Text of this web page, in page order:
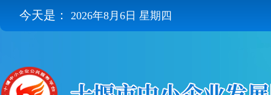
今天是： 2026年8月6日 星期四